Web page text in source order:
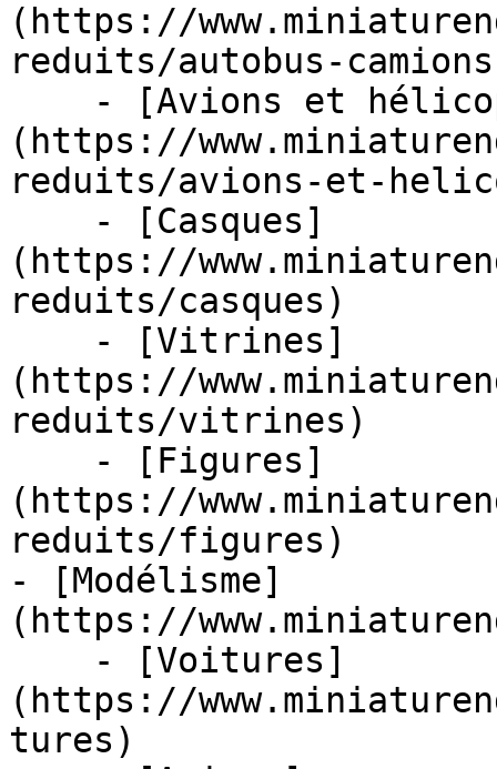
(https://
reduits/autobus-
(https://
reduits/avions-et-
(https://
reduits/casques)
(https://
reduits/vitrines)
(https://
reduits/figures)
- [Modélisme]
(https://
(https://
tures)